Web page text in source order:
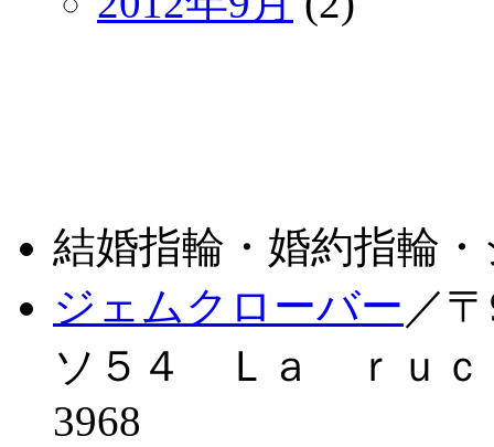
結婚指輪・婚約指輪
ジェムクローバー ／
ソ５４ Ｌａ ｒｕｃ
3968